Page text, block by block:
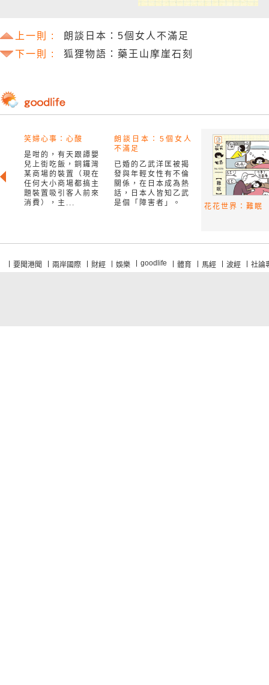
上一則 :
朗談日本：5個女人不滿足
下一則 :
狐狸物語：藥王山摩崖石刻
笑婦心事：心酸
是咁的，有天跟譚嬰
兒上街吃飯，銅鑼灣
某商場的裝置（現在
任何大小商場都搞主
題裝置吸引客人前來
消費），主...
朗談日本：5個女人
不滿足
已婚的乙武洋匡被揭
發與年輕女性有不倫
關係，在日本成為熱
話，日本人皆知乙武
是個「障害者」。
花花世界：難眠
要聞港聞 兩岸國際 財經 娛樂 goodlife 體育 馬經 波經 社論